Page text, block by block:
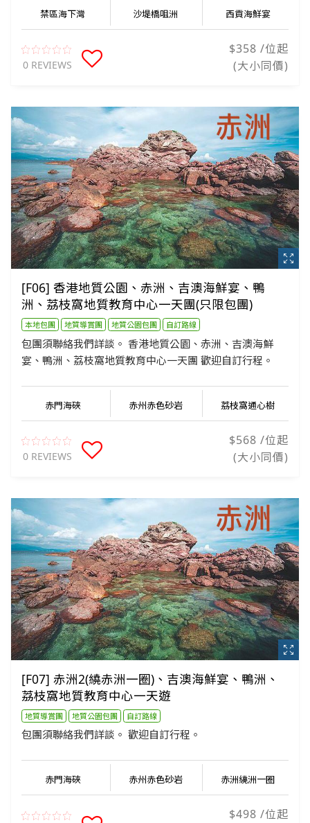
禁區海下灣 沙堤橋咀洲 西貢海鮮宴
0 REVIEWS
$358 /位起
(大小同價)
[F06] 香港地質公園、赤洲、吉澳海鮮宴、鴨
洲、荔枝窩地質教育中心一天團(只限包團)
本地包團 地質導賞團 地質公園包團 自訂路線
包團須聯絡我們詳談。 香港地質公園、赤洲、吉澳海鮮
宴、鴨洲、荔枝窩地質教育中心一天團 歡迎自訂行程。
赤門海硤 赤州赤色砂岩 荔枝窩通心樹
0 REVIEWS
$568 /位起
(大小同價)
[F07] 赤洲2(繞赤洲一圈)、吉澳海鮮宴、鴨洲、
荔枝窩地質教育中心一天遊
地質導賞團 地質公園包團 自訂路線
包團須聯絡我們詳談。 歡迎自訂行程。
赤門海硤 赤州赤色砂岩 赤洲繞洲一圈
$498 /位起